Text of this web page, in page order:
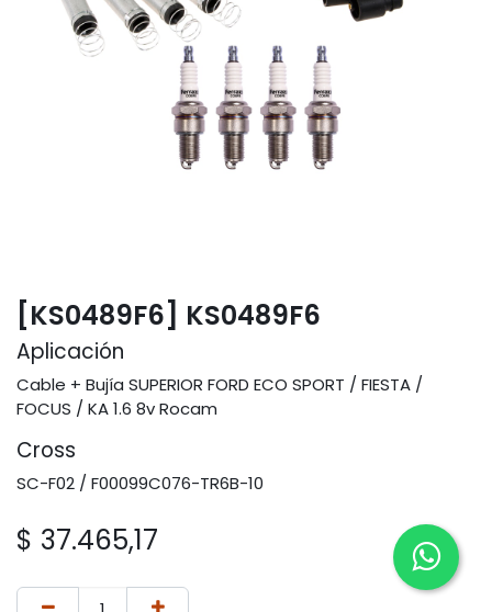
[KS0489F6] KS0489F6
Aplicación
Cable + Bujía SUPERIOR FORD ECO SPORT / FIESTA /
FOCUS / KA 1.6 8v Rocam
Cross
SC-F02 / F00099C076-TR6B-10
$ 37.465,17